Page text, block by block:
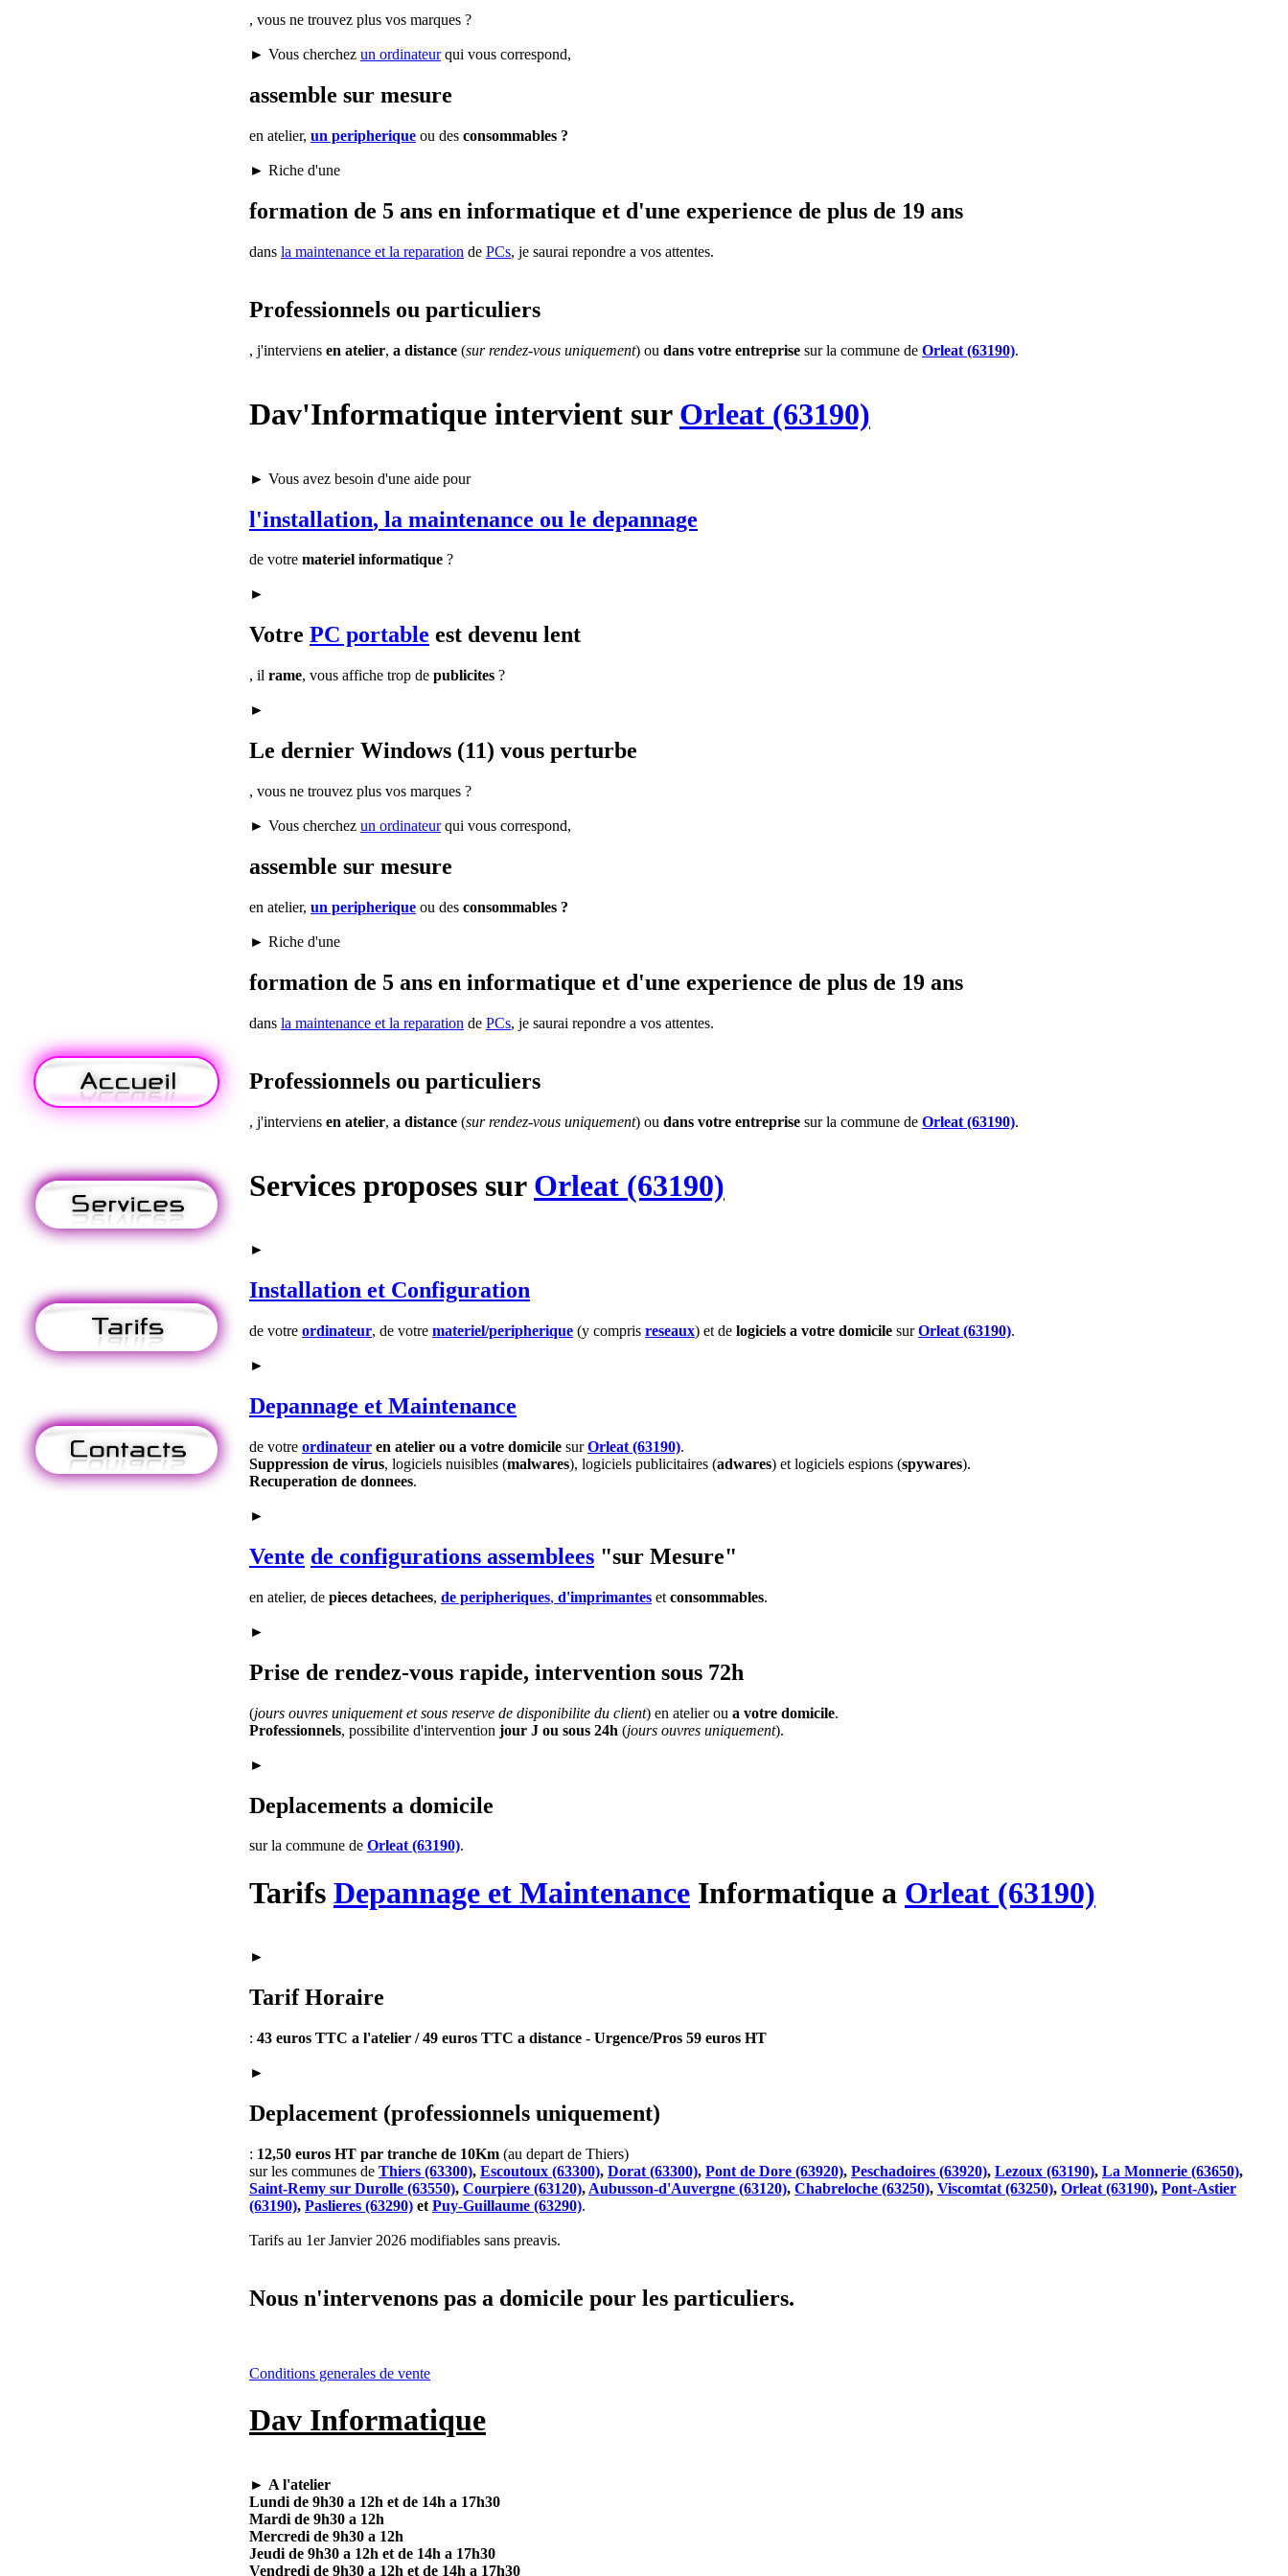
, vous ne trouvez plus vos marques ?
► Vous cherchez un ordinateurqui vous correspond,
assemble sur mesure
en atelier, un peripherique ou des consommables ?
► Riche d'une
formation de 5 ans en informatique et d'une experience de plus de 19 ans
dans la maintenance et la reparation de PCs, je saurai repondre a vos attentes.
Professionnels ou particuliers
, j'interviens en atelier, a distance (sur rendez-vous uniquement) ou dans votre entreprise sur la commune de Orleat (63190).
Dav'Informatique intervient sur Orleat (63190)
► Vous avez besoin d'une aide pour
l'installation, la maintenance ou le depannage
de votre materiel informatique ?
►
Votre PC portable est devenu lent
, il rame, vous affiche trop de publicites ?
►
Le dernier Windows (11) vous perturbe
, vous ne trouvez plus vos marques ?
► Vous cherchez un ordinateurqui vous correspond,
assemble sur mesure
en atelier, un peripherique ou des consommables ?
► Riche d'une
formation de 5 ans en informatique et d'une experience de plus de 19 ans
dans la maintenance et la reparation de PCs, je saurai repondre a vos attentes.
Professionnels ou particuliers
, j'interviens en atelier, a distance (sur rendez-vous uniquement) ou dans votre entreprise sur la commune de Orleat (63190).
Services proposes sur Orleat (63190)
►
Installation et Configuration
de votre ordinateur, de votre materiel/peripherique (y compris reseaux) et de logiciels a votre domicile surOrleat (63190).
►
Depannage et Maintenance
de votre ordinateur en atelier ou a votre domicile surOrleat (63190).
Suppression de virus, logiciels nuisibles (malwares), logiciels publicitaires (adwares) et logiciels espions (spywares).
Recuperation de donnees.
►
Vente de configurations assemblees "sur Mesure"
en atelier, de pieces detachees, de peripheriques, d'imprimantes et consommables.
►
Prise de rendez-vous rapide, intervention sous 72h
(jours ouvres uniquement et sous reserve de disponibilite du client) en atelier ou a votre domicile.
Professionnels, possibilite d'intervention jour J ou sous 24h (jours ouvres uniquement).
►
Deplacements a domicile
sur la commune de Orleat (63190).
Tarifs Depannage et Maintenance Informatique a Orleat (63190)
►
Tarif Horaire
: 43 euros TTC a l'atelier / 49 euros TTC a distance - Urgence/Pros 59 euros HT
►
Deplacement (professionnels uniquement)
: 12,50 euros HT par tranche de 10Km (au depart de Thiers)
sur les communes de Thiers (63300), Escoutoux (63300), Dorat (63300), Pont de Dore (63920), Peschadoires (63920), Lezoux (63190), La Monnerie (63650),
Saint-Remy sur Durolle (63550), Courpiere (63120), Aubusson-d'Auvergne (63120), Chabreloche (63250), Viscomtat (63250), Orleat (63190), Pont-Astier
(63190), Paslieres (63290) et Puy-Guillaume (63290).
Tarifs au 1er Janvier 2026 modifiables sans preavis.
Nous n'intervenons pas a domicile pour les particuliers.
Conditions generales de vente
Dav Informatique
► A l'atelier
Lundi de 9h30 a 12h et de 14h a 17h30
Mardi de 9h30 a 12h
Mercredi de 9h30 a 12h
Jeudi de 9h30 a 12h et de 14h a 17h30
Vendredi de 9h30 a 12h et de 14h a 17h30